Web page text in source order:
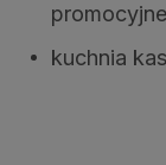
promocyjne
kuchnia